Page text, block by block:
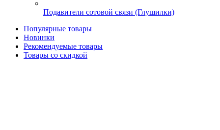
Подавители сотовой связи (Глушилки)
Популярные товары
Новинки
Рекомендуемые товары
Товары со скидкой